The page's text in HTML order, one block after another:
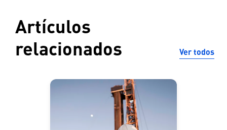
Artículos
relacionados
Ver todos